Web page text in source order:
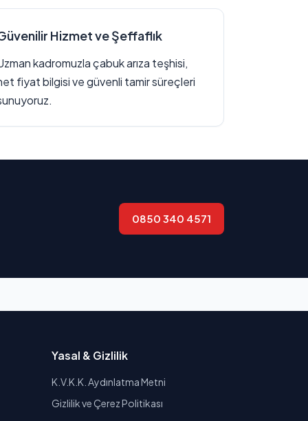
Hizmet ve Şeffaflık
kadromuzla çabuk arıza teşhisi,
fiyat bilgisi ve güvenli tamir süreçleri
0850 340 4571
Yasal & Gizlilik
K.V.K.K. Aydınlatma Metni
Gizlilik ve Çerez Politikası